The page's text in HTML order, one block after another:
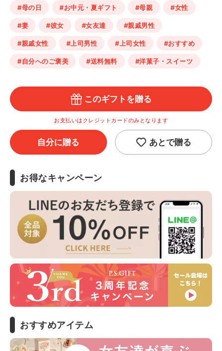
#母の日 #お中元・夏ギフト #母親 #女性
#妻 #彼女 #女友達 #親戚男性
#親戚女性 #上司男性 #上司女性 #おすすめ
#自分へのご褒美 #送料無料 #洋菓子・スイーツ
このギフトを贈る
お支払いはクレジットカードのみとなります
自分に贈る あとで贈る
お得なキャンペーン
おすすめアイテム